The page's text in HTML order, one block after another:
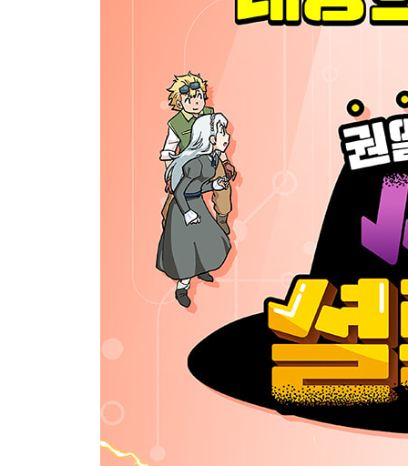
논리력 쑥! 왓슨 1호의 사건 일지
집중력 쑥! 아이린의 이야기 추리 게임